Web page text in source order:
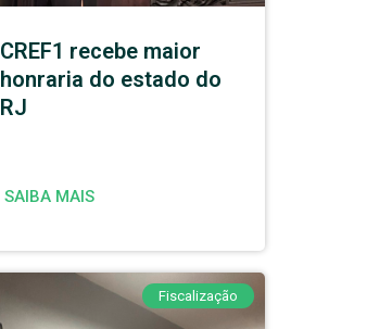
CREF1 recebe maior
honraria do estado do
RJ
SAIBA MAIS
Fiscalização